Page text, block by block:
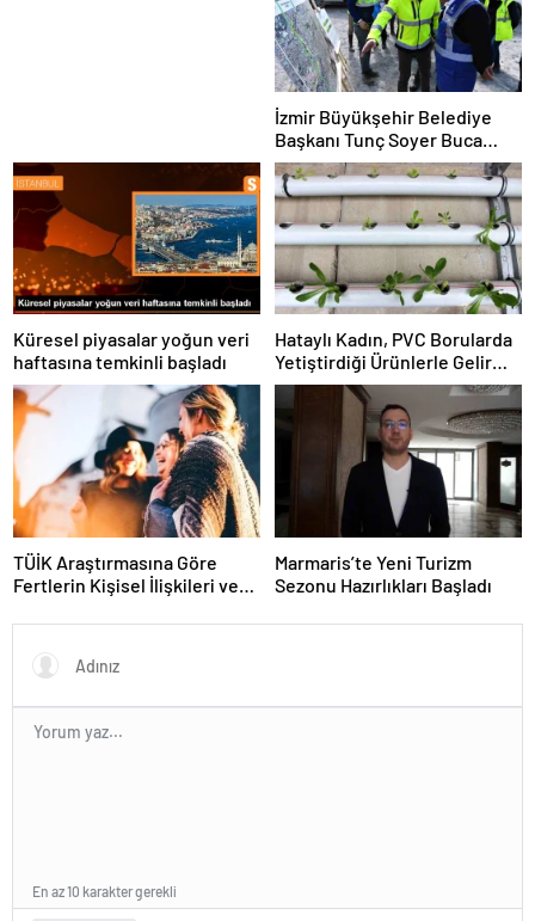
İzmir Büyükşehir Belediye
Başkanı Tunç Soyer Buca
Onat Tüneli çalışmalarını
inceledi
Küresel piyasalar yoğun veri
haftasına temkinli başladı
Hataylı Kadın, PVC Borularda
Yetiştirdiği Ürünlerle Gelir
Elde Ediyor
TÜİK Araştırmasına Göre
Fertlerin Kişisel İlişkileri ve
Marmaris’te Yeni Turizm
Sezonu Hazırlıkları Başladı
En az 10 karakter gerekli